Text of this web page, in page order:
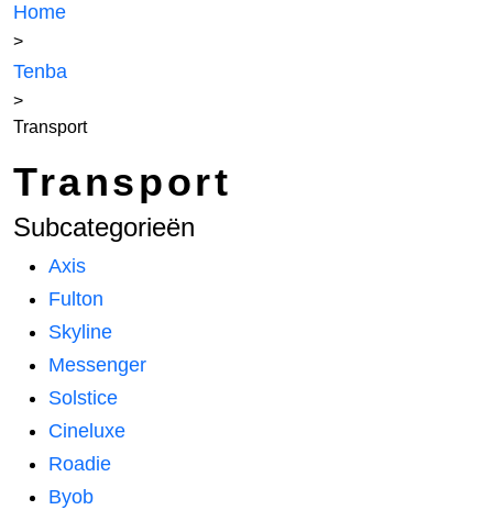
Home
>
Tenba
>
Transport
Transport
Subcategorieën
Axis
Fulton
Skyline
Messenger
Solstice
Cineluxe
Roadie
Byob